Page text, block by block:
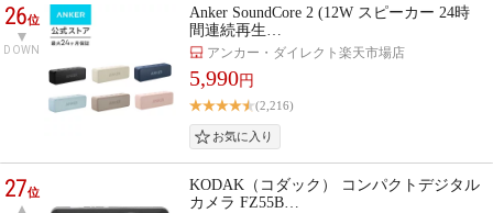
26位
DOWN
Anker SoundCore 2 (12W スピーカー 24時
間連続再生…
アンカー・ダイレクト楽天市場店
5,990円
(2,216)
27位
KODAK（コダック） コンパクトデジタル
カメラ FZ55B…